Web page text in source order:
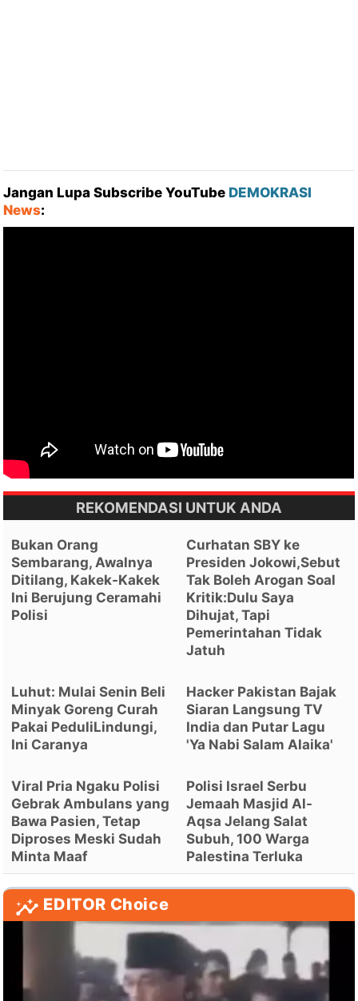
Jangan Lupa Subscribe YouTube DEMOKRASI
News:
REKOMENDASI UNTUK ANDA
Bukan Orang
Sembarang, Awalnya
Ditilang, Kakek-Kakek
Ini Berujung Ceramahi
Polisi
Curhatan SBY ke
Presiden Jokowi,Sebut
Tak Boleh Arogan Soal
Kritik:Dulu Saya
Dihujat, Tapi
Pemerintahan Tidak
Jatuh
Luhut: Mulai Senin Beli
Minyak Goreng Curah
Pakai PeduliLindungi,
Ini Caranya
Hacker Pakistan Bajak
Siaran Langsung TV
India dan Putar Lagu
'Ya Nabi Salam Alaika'
Viral Pria Ngaku Polisi
Gebrak Ambulans yang
Bawa Pasien, Tetap
Diproses Meski Sudah
Minta Maaf
Polisi Israel Serbu
Jemaah Masjid Al-
Aqsa Jelang Salat
Subuh, 100 Warga
Palestina Terluka
EDITOR Choice